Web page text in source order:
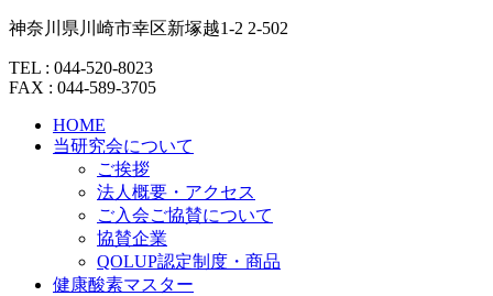
神奈川県川崎市幸区新塚越1-2 2-502
TEL : 044-520-8023
FAX : 044-589-3705
HOME
当研究会について
ご挨拶
法人概要・アクセス
ご入会ご協賛について
協賛企業
QOLUP認定制度・商品
健康酸素マスター